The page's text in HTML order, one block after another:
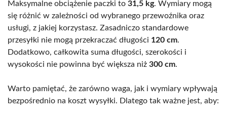
Maksymalne obciążenie paczki to 31,5 kg. Wymiary mogą
się różnić w zależności od wybranego przewoźnika oraz
usługi, z jakiej korzystasz. Zasadniczo standardowe
przesyłki nie mogą przekraczać długości 120 cm.
Dodatkowo, całkowita suma długości, szerokości i
wysokości nie powinna być większa niż 300 cm.
Warto pamiętać, że zarówno waga, jak i wymiary wpływają
bezpośrednio na koszt wysyłki. Dlatego tak ważne jest, aby: